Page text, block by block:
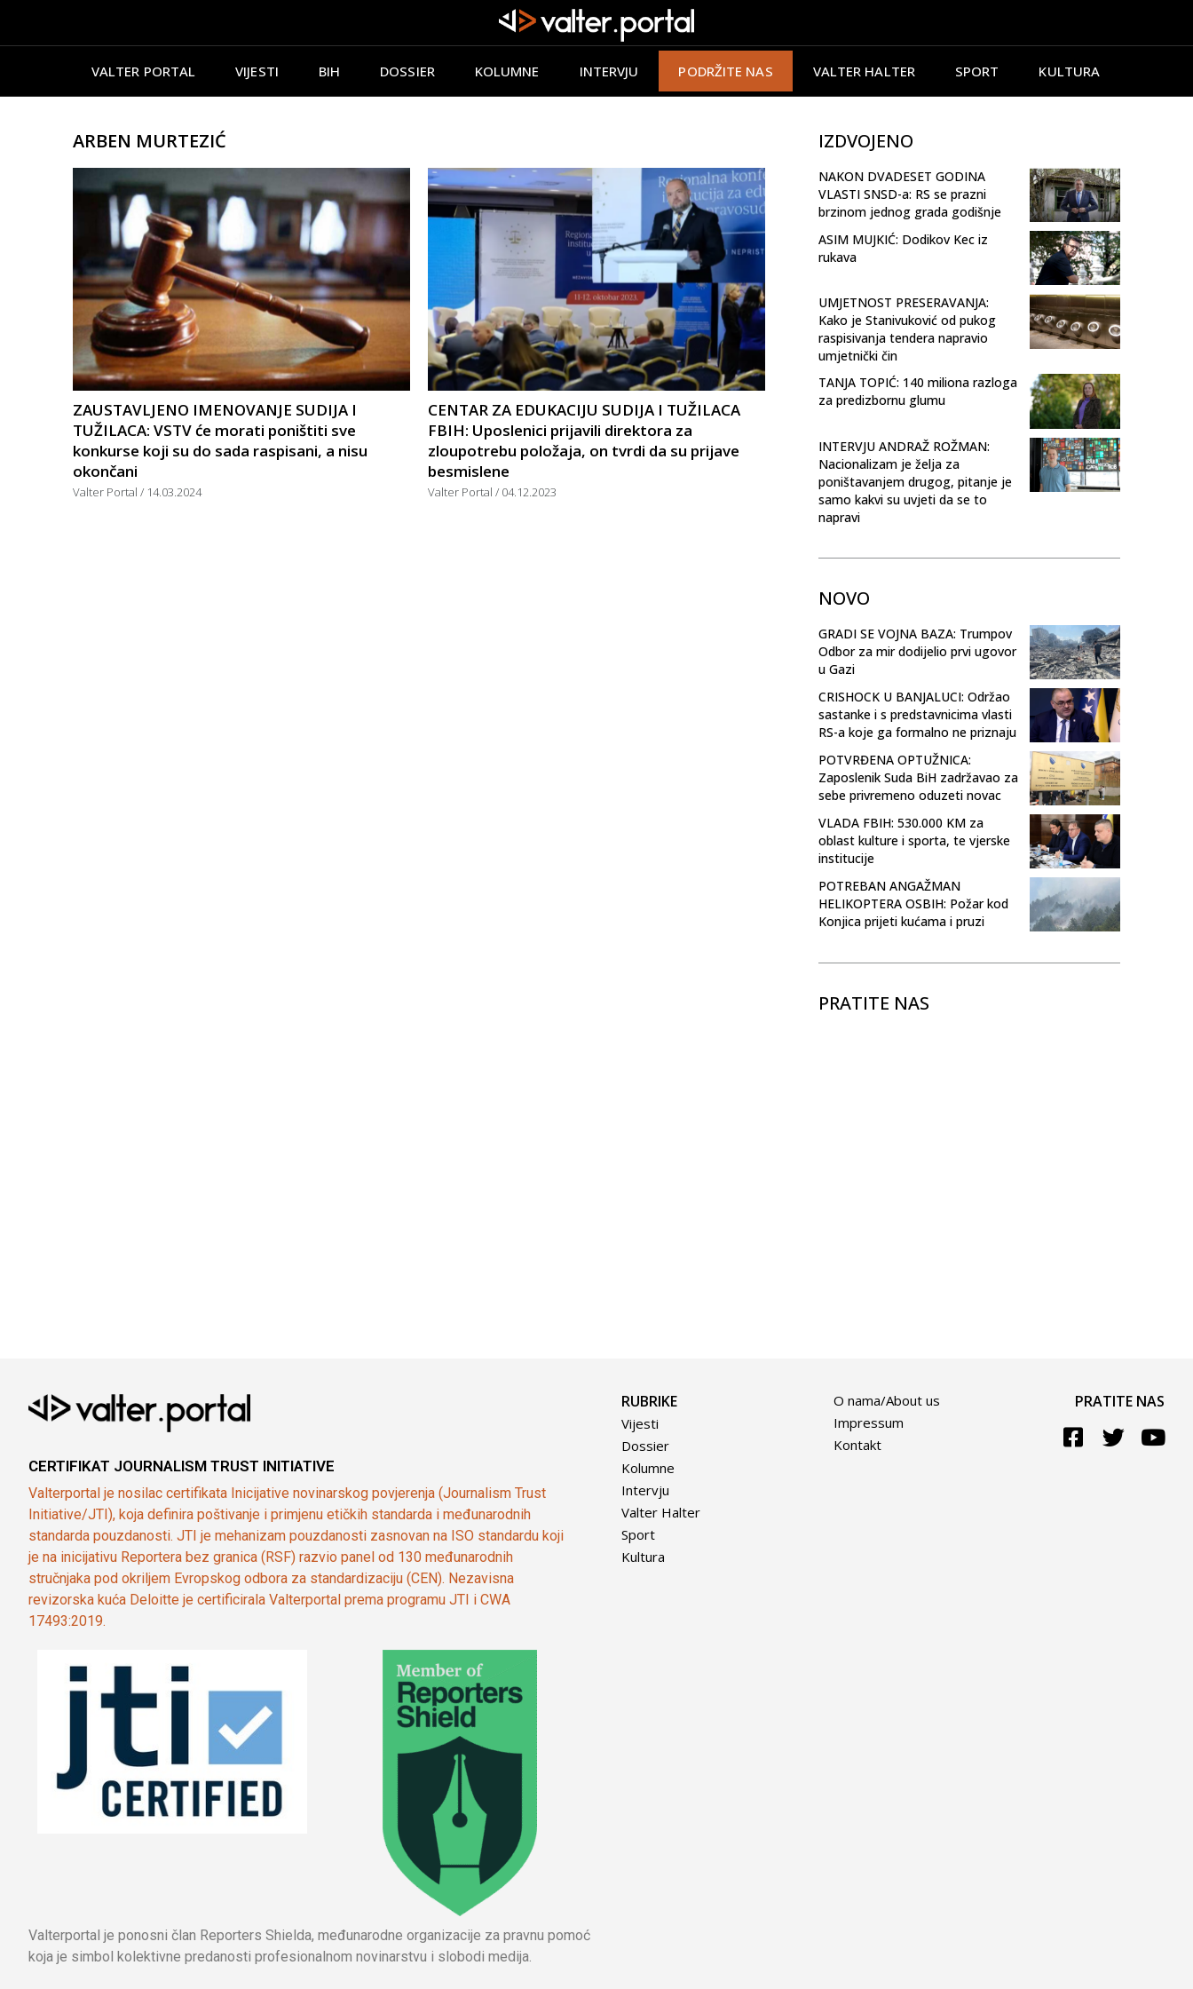
VALTER PORTAL VIJESTI BIH DOSSIER KOLUMNE INTERVJU PODRŽITE NAS VALTER HALTER SPORT KULTURA
ARBEN MURTEZIĆ
ZAUSTAVLJENO IMENOVANJE SUDIJA I
TUŽILACA: VSTV će morati poništiti sve
konkurse koji su do sada raspisani, a nisu
okončani
Valter Portal 14.03.2024
CENTAR ZA EDUKACIJU SUDIJA I TUŽILACA
FBIH: Uposlenici prijavili direktora za
zloupotrebu položaja, on tvrdi da su prijave
besmislene
Valter Portal 04.12.2023
IZDVOJENO
NAKON DVADESET GODINA
VLASTI SNSD-a: RS se prazni
brzinom jednog grada godišnje
ASIM MUJKIĆ: Dodikov Kec iz
rukava
UMJETNOST PRESERAVANJA:
Kako je Stanivuković od pukog
raspisivanja tendera napravio
umjetnički čin
TANJA TOPIĆ: 140 miliona razloga
za predizbornu glumu
INTERVJU ANDRAŽ ROŽMAN:
Nacionalizam je želja za
poništavanjem drugog, pitanje je
samo kakvi su uvjeti da se to
napravi
NOVO
GRADI SE VOJNA BAZA: Trumpov
Odbor za mir dodijelio prvi ugovor
u Gazi
CRISHOCK U BANJALUCI: Održao
sastanke i s predstavnicima vlasti
RS-a koje ga formalno ne priznaju
POTVRĐENA OPTUŽNICA:
Zaposlenik Suda BiH zadržavao za
sebe privremeno oduzeti novac
VLADA FBIH: 530.000 KM za
oblast kulture i sporta, te vjerske
institucije
POTREBAN ANGAŽMAN
HELIKOPTERA OSBIH: Požar kod
Konjica prijeti kućama i pruzi
PRATITE NAS
CERTIFIKAT JOURNALISM TRUST INITIATIVE
Valterportal je nosilac certifikata Inicijative novinarskog povjerenja (Journalism Trust
Initiative/JTI), koja definira poštivanje i primjenu etičkih standarda i međunarodnih
standarda pouzdanosti. JTI je mehanizam pouzdanosti zasnovan na ISO standardu koji
je na inicijativu Reportera bez granica (RSF) razvio panel od 130 međunarodnih
stručnjaka pod okriljem Evropskog odbora za standardizaciju (CEN). Nezavisna
revizorska kuća Deloitte je certificirala Valterportal prema programu JTI i CWA
17493:2019.
Valterportal je ponosni član Reporters Shielda, međunarodne organizacije za pravnu pomoć
koja je simbol kolektivne predanosti profesionalnom novinarstvu i slobodi medija.
RUBRIKE
Vijesti
Dossier
Kolumne
Intervju
Valter Halter
Sport
Kultura
O nama/About us
Impressum
Kontakt
PRATITE NAS